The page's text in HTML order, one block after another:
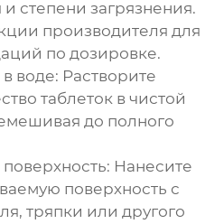
степени загрязнения.
производителя для
по дозировке.
воде: Растворите
таблеток в чистой
до полного
Нанесите
поверхность с
тряпки или другого